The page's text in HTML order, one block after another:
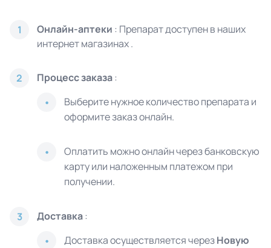
1 Онлайн-аптеки : Препарат доступен в наших
интернет магазинах.
2 Процесс заказа:
Выберите нужное количество препарата и
оформите заказ онлайн.
Оплатить можно онлайн через банковскую
карту или наложенным платежом при
получении.
3 Доставка:
Доставка осуществляется черезНовую